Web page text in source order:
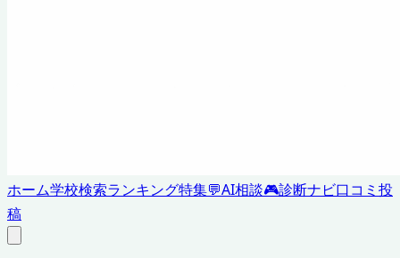
ホーム学校検索ランキング特集💬AI相談🎮診断ナビ口コミ投
稿